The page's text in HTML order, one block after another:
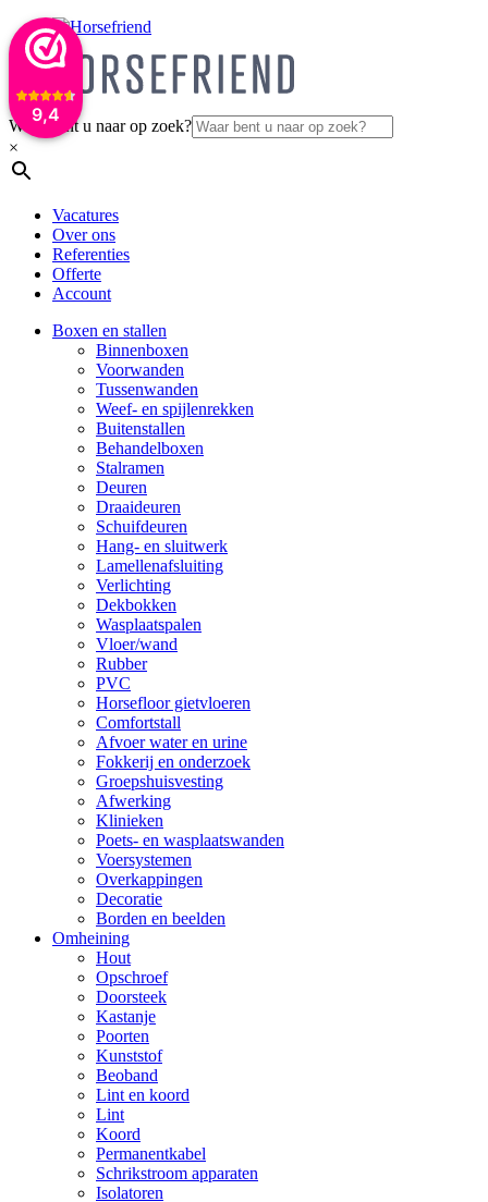
9,4
Waar bent u naar op zoek?
×
Vacatures
Over ons
Referenties
Offerte
Account
Boxen en stallen
Binnenboxen
Voorwanden
Tussenwanden
Weef- en spijlenrekken
Buitenstallen
Behandelboxen
Stalramen
Deuren
Draaideuren
Schuifdeuren
Hang- en sluitwerk
Lamellenafsluiting
Verlichting
Dekbokken
Wasplaatspalen
Vloer/wand
Rubber
PVC
Horsefloor gietvloeren
Comfortstall
Afvoer water en urine
Fokkerij en onderzoek
Groepshuisvesting
Afwerking
Klinieken
Poets- en wasplaatswanden
Voersystemen
Overkappingen
Decoratie
Borden en beelden
Omheining
Hout
Opschroef
Doorsteek
Kastanje
Poorten
Kunststof
Beoband
Lint en koord
Lint
Koord
Permanentkabel
Schrikstroom apparaten
Isolatoren